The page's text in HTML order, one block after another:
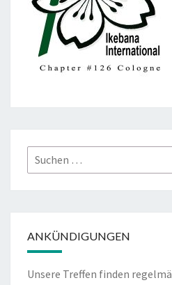
Suchen
nach:
ANKÜNDIGUNGEN
Unsere Treffen finden